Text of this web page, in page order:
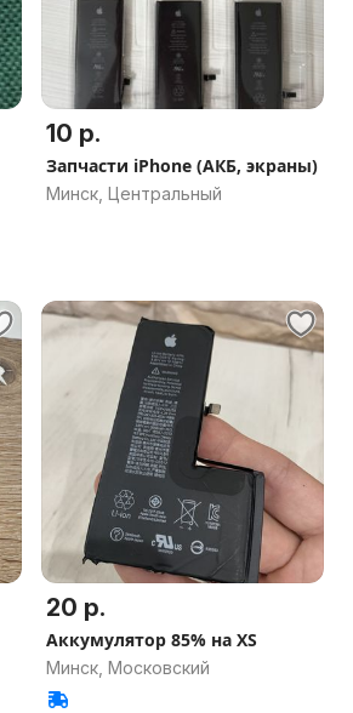
10 р.
Запчасти iPhone (АКБ, экраны)
Минск, Центральный
20 р.
Аккумулятор 85% на XS
Минск, Московский